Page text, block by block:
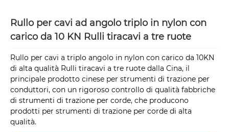
Rullo per cavi ad angolo triplo in nylon con
carico da 10 KN Rulli tiracavi a tre ruote
Rullo per cavi a triplo angolo in nylon con carico da 10KN
di alta qualità Rulli tiracavi a tre ruote dalla Cina, il
principale prodotto cinese per strumenti di trazione per
conduttori, con un rigoroso controllo di qualità fabbriche
di strumenti di trazione per corde, che producono
prodotti per strumenti di trazione per corde di alta
qualità.